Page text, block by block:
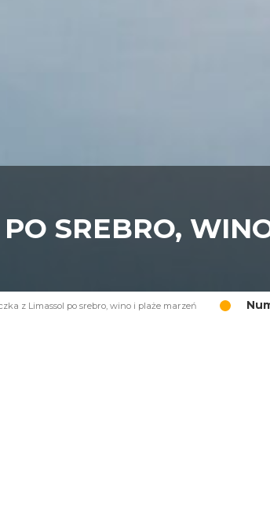
SREBRO,
z Limassol po srebro, wino i plaże marzeń